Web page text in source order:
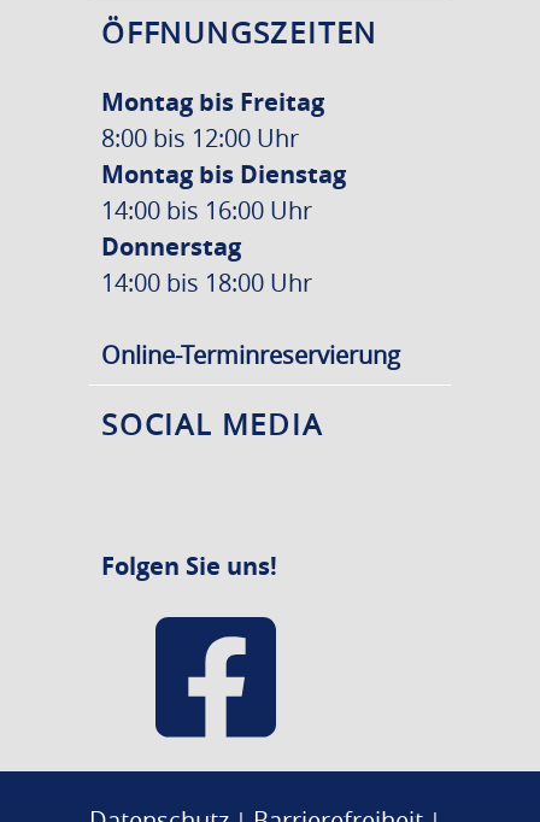
ÖFFNUNGSZEITEN
Montag bis Freitag
8:00 bis 12:00 Uhr
Montag bis Dienstag
14:00 bis 16:00 Uhr
Donnerstag
14:00 bis 18:00 Uhr
Online-Terminreservierung
SOCIAL MEDIA
Folgen Sie uns!